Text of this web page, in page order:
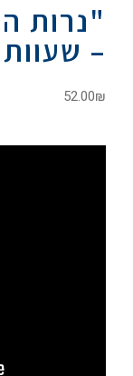
"נרות
– שעוות
52.00₪